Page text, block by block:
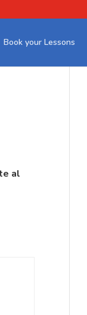
Book your Lessons
al